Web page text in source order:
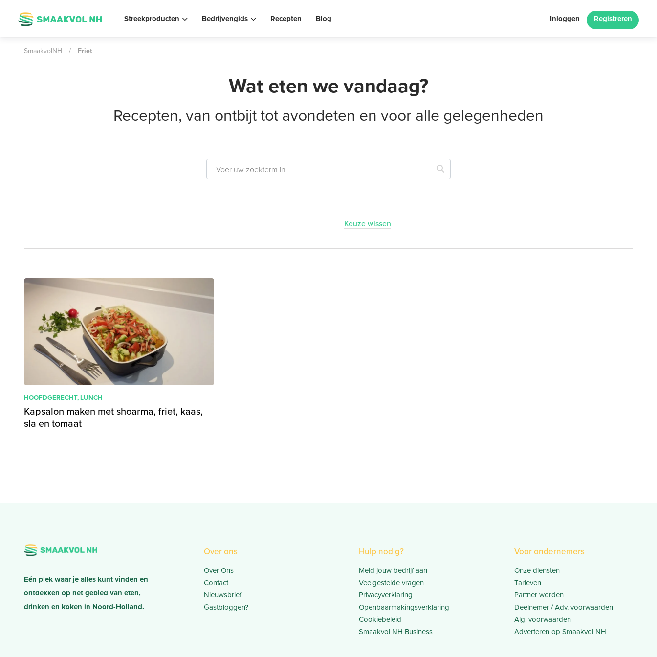
Streekproducten Bedrijvengids Recepten Blog Inloggen Registreren
SmaakvolNH / Friet
Wat eten we vandaag?
Recepten, van ontbijt tot avondeten en voor alle gelegenheden
Keuze wissen
HOOFDGERECHT,LUNCH
Kapsalon maken met shoarma, friet, kaas,
sla en tomaat
Eén plek waar je alles kunt vinden en
ontdekken op het gebied van eten,
drinken en koken in Noord-Holland.
Over ons
Over Ons
Contact
Nieuwsbrief
Gastbloggen?
Hulp nodig?
Meld jouw bedrijf aan
Veelgestelde vragen
Privacyverklaring
Openbaarmakingsverklaring
Cookiebeleid
Smaakvol NH Business
Voor ondernemers
Onze diensten
Tarieven
Partner worden
Deelnemer / Adv. voorwaarden
Alg. voorwaarden
Adverteren op Smaakvol NH